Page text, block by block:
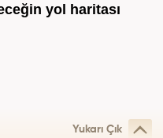
yol haritası
Yukarı Çık